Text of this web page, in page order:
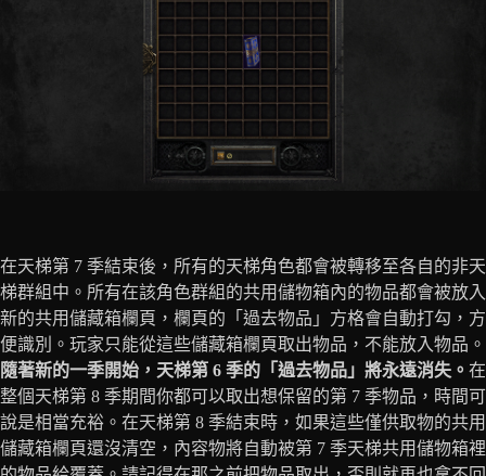
在天梯第 7 季結束後，所有的天梯角色都會被轉移至各自的非天
梯群組中。所有在該角色群組的共用儲物箱內的物品都會被放入
新的共用儲藏箱欄頁，欄頁的「過去物品」方格會自動打勾，方
便識別。玩家只能從這些儲藏箱欄頁取出物品，不能放入物品。
隨著新的一季開始，天梯第 6 季的「過去物品」將永遠消失。 在
整個天梯第 8 季期間你都可以取出想保留的第 7 季物品，時間可
說是相當充裕。在天梯第 8 季結束時，如果這些僅供取物的共用
儲藏箱欄頁還沒清空，內容物將自動被第 7 季天梯共用儲物箱裡